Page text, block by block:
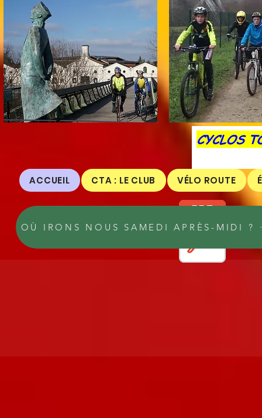
ACCUEIL CTA : LE CLUB VÉLO ROUTE
OÙ IRONS NOUS SAMEDI APRÈS-MIDI ?